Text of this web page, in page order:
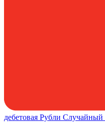
дебетовая Рубли Случайный